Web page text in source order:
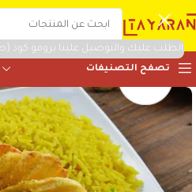
الطلب عليك والتوصيل علينا برومو كود
تصفح التصنيفات